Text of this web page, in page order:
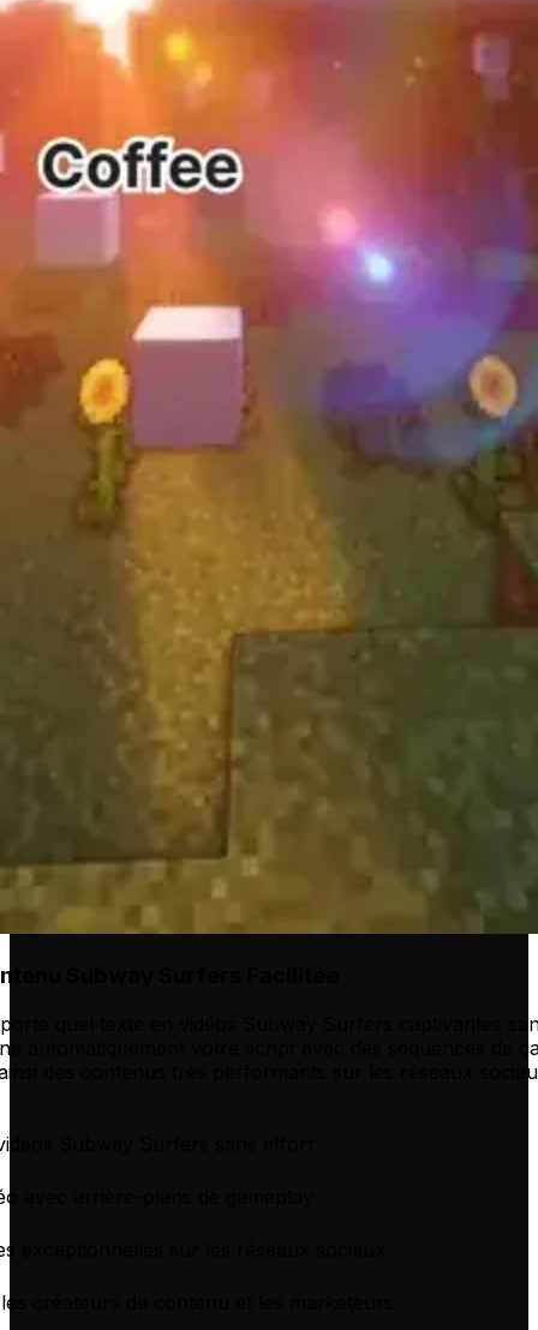
Subway Surfers Facilitée
quel texte en vidéos Subway Surfers captivantes
automatiquement votre script avec des séquences de
des contenus très performants sur les réseaux
Subway Surfers sans effort
avec arrière-plans de gameplay
exceptionnelles sur les réseaux sociaux
créateurs de contenu et les marketeurs